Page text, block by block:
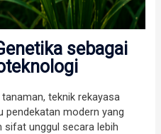
sebagai
teknik rekayasa
pendekatan modern yang
sifat unggul secara lebih